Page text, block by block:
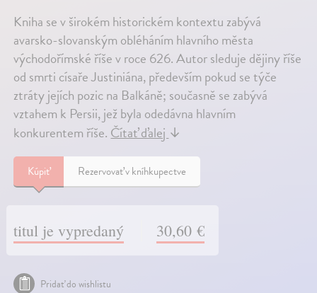
Kniha se v širokém historickém kontextu zabývá
avarsko-slovanským obléháním hlavního města
východořímské říše v roce 626. Autor sleduje dějiny říše
od smrti císaře Justiniána, především pokud se týče
ztráty jejích pozic na Balkáně; současně se zabývá
vztahem k Persii, jež byla odedávna hlavním
konkurentem říše. Čítať ďalej ↓
Kúpiť Rezervovať v kníhkupectve
titul je vypredaný 30,60 €
Pridať do wishlistu